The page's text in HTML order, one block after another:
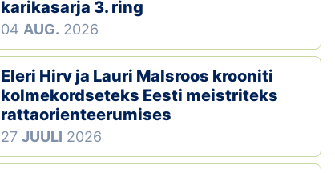
EOL
Galerii
Kaardid
karikasarja 3. ring
04 AUG. 2026
Eleri Hirv ja Lauri Malsroos krooniti
kolmekordseteks Eesti meistriteks
rattaorienteerumises
27 JUULI 2026